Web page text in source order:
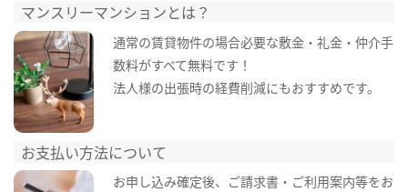
マンスリーマンションとは？
通常の賃貸物件の場合必要な敷金・礼金・仲介手
数料がすべて無料です！
法人様の出張時の経費削減にもおすすめです。
お支払い方法について
お申し込み確定後、ご請求書・ご利用案内等をお